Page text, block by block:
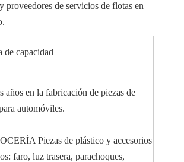
proveedores de servicios de flotas en
de capacidad
años en la fabricación de piezas de
automóviles.
Piezas de plástico y accesorios
faro, luz trasera, parachoques,